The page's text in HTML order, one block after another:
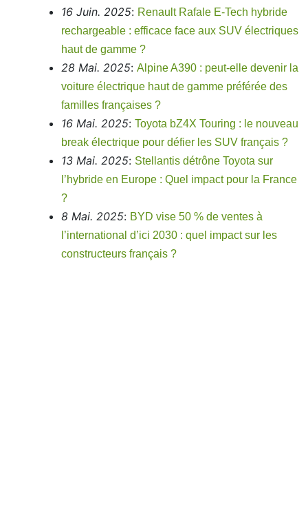
16 Juin. 2025: Renault Rafale E-Tech hybride
rechargeable : efficace face aux SUV électriques
haut de gamme ?
28 Mai. 2025:Alpine A390 : peut-elle devenir la
voiture électrique haut de gamme préférée des
familles françaises ?
16 Mai. 2025:Toyota bZ4X Touring : le nouveau
break électrique pour défier les SUV français ?
13 Mai. 2025: Stellantis détrône Toyota sur
l’hybride en Europe : Quel impact pour la France
?
8 Mai. 2025: BYD vise 50 % de ventes à
l’international d’ici 2030 : quel impact sur les
constructeurs français ?